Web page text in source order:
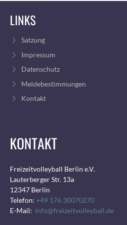
LINKS
Satzung
Impressum
Datenschutz
Meldebestimmungen
Kontakt
KONTAKT
Freizeitvolleyball Berlin e.V.
Lauterberger Str. 13a
12347 Berlin
Telefon: +49 176 30070270
E-Mail: info@freizeitvolleyball.de